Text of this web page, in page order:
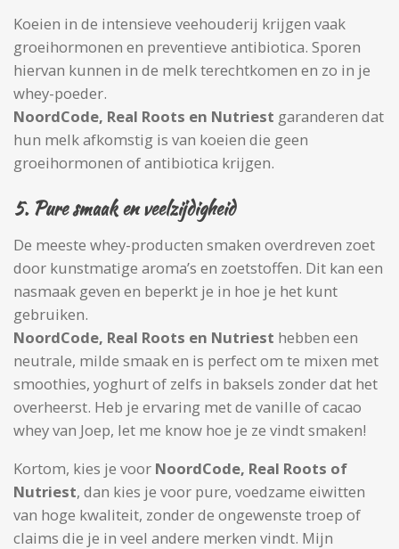
Koeien in de intensieve veehouderij krijgen vaak
groeihormonen en preventieve antibiotica. Sporen
hiervan kunnen in de melk terechtkomen en zo in je
whey-poeder.
NoordCode, Real Roots en Nutriest garanderen dat
hun melk afkomstig is van koeien die geen
groeihormonen of antibiotica krijgen.
5. Pure smaak en veelzijdigheid
De meeste whey-producten smaken overdreven zoet
door kunstmatige aroma’s en zoetstoffen. Dit kan een
nasmaak geven en beperkt je in hoe je het kunt
gebruiken.
NoordCode, Real Roots en Nutriest hebben een
neutrale, milde smaak en is perfect om te mixen met
smoothies, yoghurt of zelfs in baksels zonder dat het
overheerst. Heb je ervaring met de vanille of cacao
whey van Joep, let me know hoe je ze vindt smaken!
Kortom, kies je voor NoordCode, Real Roots of
Nutriest, dan kies je voor pure, voedzame eiwitten
van hoge kwaliteit, zonder de ongewenste troep of
claims die je in veel andere merken vindt. Mijn